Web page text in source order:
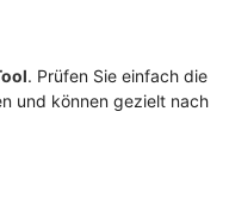
. Prüfen Sie einfach die
und können gezielt nach